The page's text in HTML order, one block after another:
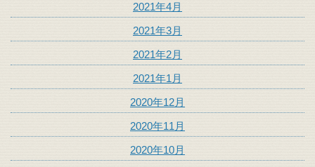
2021年4月
2021年3月
2021年2月
2021年1月
2020年12月
2020年11月
2020年10月